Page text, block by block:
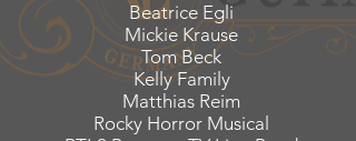
Beatrice Egli
Mickie Krause
Tom Beck
Kelly Family
Matthias Reim
Rocky Horror Musical